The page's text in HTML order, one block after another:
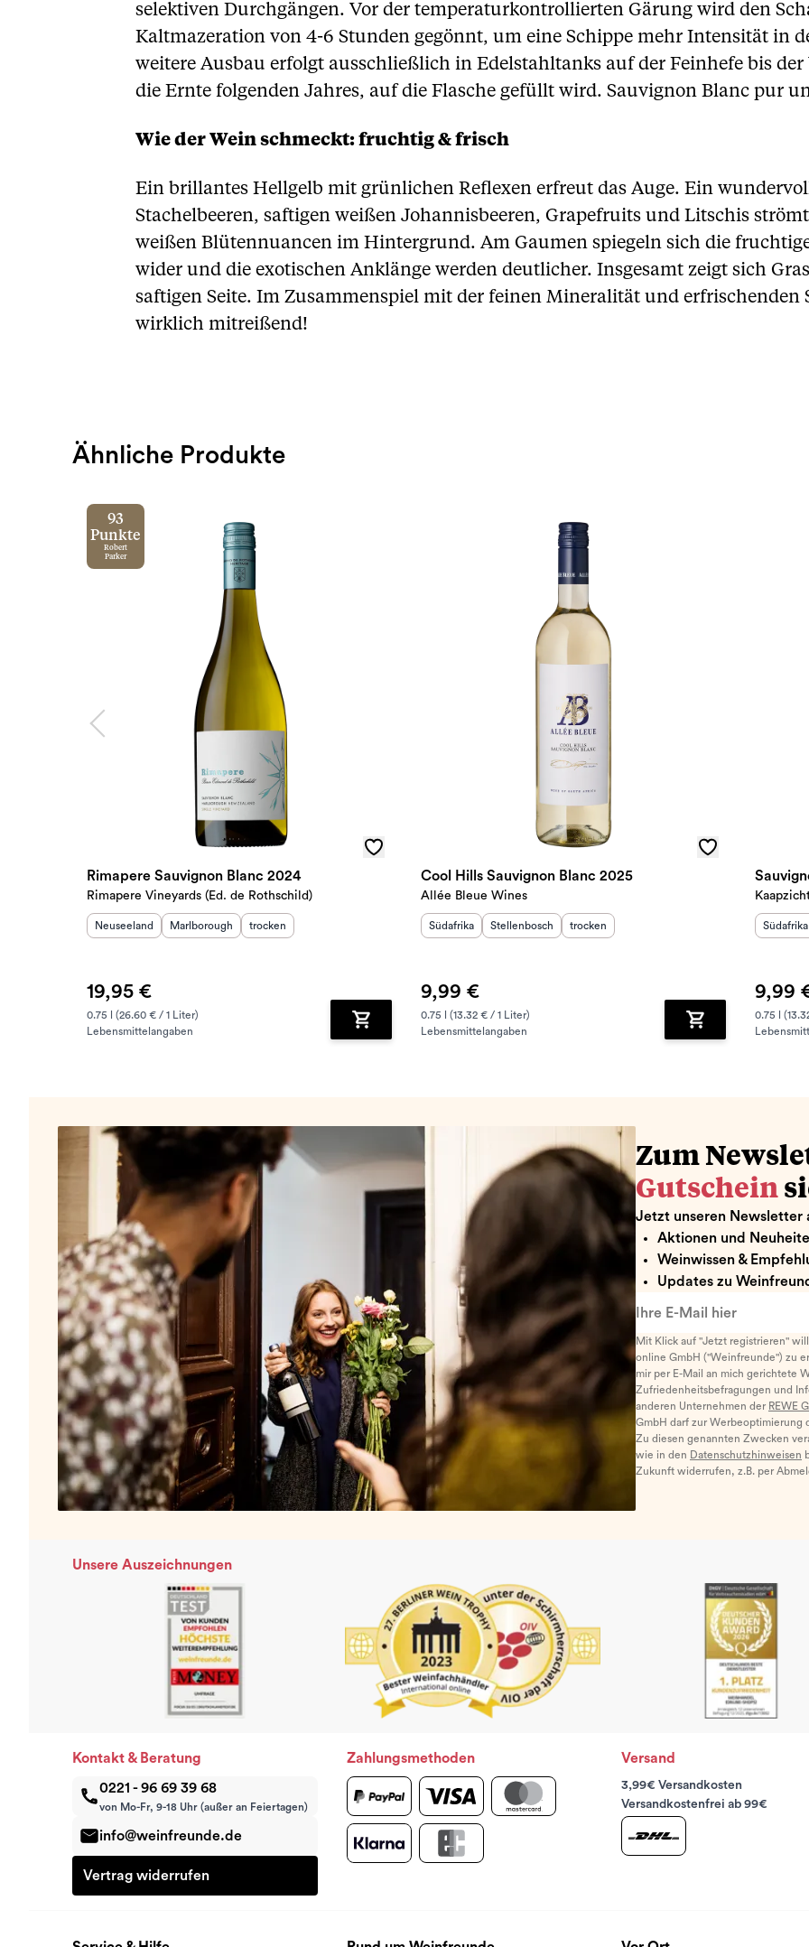
selektiven Durchgängen. Vor der temperaturkontrollierten Gärung wird den
Kaltmazeration von 4-6 Stunden gegönnt, um eine Schippe mehr Intensität in
weitere Ausbau erfolgt ausschließlich in Edelstahltanks auf der Feinhefe bis
die Ernte folgenden Jahres, auf die Flasche gefüllt wird. Sauvignon Blanc pur
Wie der Wein schmeckt: fruchtig & frisch
Ein brillantes Hellgelb mit grünlichen Reflexen erfreut das Auge. Ein
Stachelbeeren, saftigen weißen Johannisbeeren, Grapefruits und Litschis
weißen Blütennuancen im Hintergrund. Am Gaumen spiegeln sich die
wider und die exotischen Anklänge werden deutlicher. Insgesamt zeigt sich
saftigen Seite. Im Zusammenspiel mit der feinen Mineralität und erfrischenden
wirklich mitreißend!
Ähnliche Produkte
93
Punkte
Robert
Parker
Rimapere Sauvignon Blanc 2024
Rimapere Vineyards (Ed. de Rothschild)
Herkunftsland
Neuseeland Herkunftsregion :
Marlborough Geschmack
trocken
19,95 €
0.75 l (26.60 € / 1 Liter)
Lebensmittelangaben
Zum Warenkorb hinzufügen
Cool Hills Sauvignon Blanc 2025
Allée Bleue Wines
Herkunftsland:
Südafrika Herkunftsregion :
Stellenbosch Geschmack
trocken
9,99 €
0.75 l (13.32 € / 1 Liter)
Lebensmittelangaben
Zum Warenkorb
Südafrika
9,99
0.75 l
Zum
Gutschein
Jetzt unseren Newsletter
Aktionen und
Weinwissen &
Updates zu
Mit Klick auf "Jetzt registrieren"
online GmbH ("Weinfreunde") zu
mir per E-Mail an mich gerichtete
Zufriedenheitsbefragungen und
anderen Unternehmen der REWE
GmbH darf zur Werbeoptimierung
Zu diesen genannten Zwecken
wie in den Datenschutzhinweisen
Zukunft widerrufen, z.B. per
Unsere Auszeichnungen
Kontakt & Beratung
0221 - 96 69 39 68
von Mo-Fr, 9-18 Uhr (außer an Feiertagen)
info@weinfreunde.de
Vertrag widerrufen
Zahlungsmethoden Versand
3,99€ Versandkosten
Versandkostenfrei ab 99€